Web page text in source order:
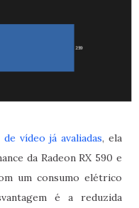
de vídeo já avaliadas, ela
da Radeon RX 590 e
um consumo elétrico
é a reduzida